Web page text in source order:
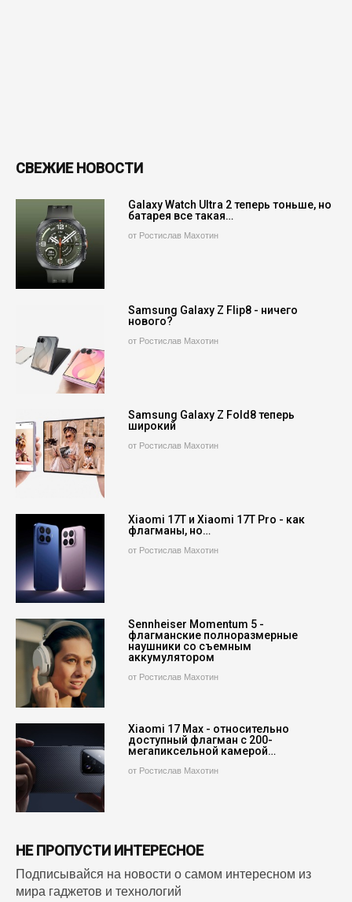
СВЕЖИЕ НОВОСТИ
Galaxy Watch Ultra 2 теперь тоньше, но
батарея все такая…
от Ростислав Махотин
Samsung Galaxy Z Flip8 - ничего
нового?
от Ростислав Махотин
Samsung Galaxy Z Fold8 теперь
широкий
от Ростислав Махотин
Xiaomi 17T и Xiaomi 17T Pro - как
флагманы, но…
от Ростислав Махотин
Sennheiser Momentum 5 -
флагманские полноразмерные
наушники со съемным
аккумулятором
от Ростислав Махотин
Xiaomi 17 Max - относительно
доступный флагман с 200-
мегапиксельной камерой…
от Ростислав Махотин
НЕ ПРОПУСТИ ИНТЕРЕСНОЕ
Подписывайся на новости о самом интересном из
мира гаджетов и технологий